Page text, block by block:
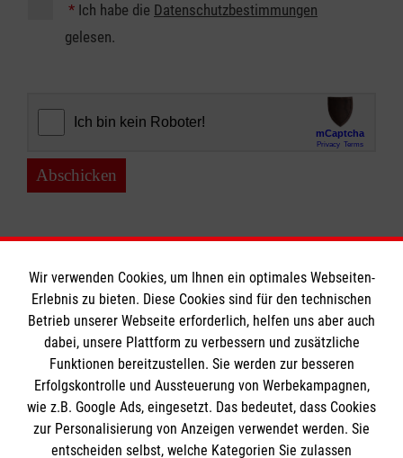
* Ich habe die Datenschutzbestimmungen
gelesen.
Abschicken
Informationen
Impressum
Datenschutz
Kontakt
Die Malteser
Wir verwenden Cookies, um Ihnen ein optimales Webseiten-
Erlebnis zu bieten. Diese Cookies sind für den technischen
Betrieb unserer Webseite erforderlich, helfen uns aber auch
dabei, unsere Plattform zu verbessern und zusätzliche
Funktionen bereitzustellen. Sie werden zur besseren
Erfolgskontrolle und Aussteuerung von Werbekampagnen,
wie z.B. Google Ads, eingesetzt. Das bedeutet, dass Cookies
zur Personalisierung von Anzeigen verwendet werden. Sie
entscheiden selbst, welche Kategorien Sie zulassen